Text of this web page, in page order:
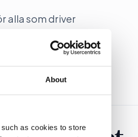
About
as cookies to store
alla som driver